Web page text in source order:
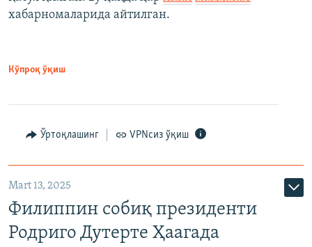
хабарномаларида айтилган.
Кўпроқ ўқиш
Ўртоқлашинг VPNсиз ўқиш
Mart 13, 2025
Филиппин собиқ президенти
Родриго Дутерте Ҳаагада